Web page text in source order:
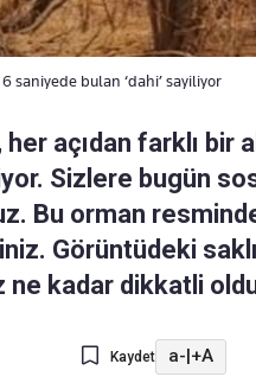
saniyede bulan ‘dahi’ sayiliyor
açıdan farklı bir
Sizlere bugün
Bu orman
Görüntüdeki
ne kadar dikkatli
Kaydet a-|+A